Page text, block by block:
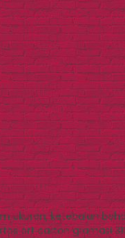
ukuran, ketebalan
art carton gramasi